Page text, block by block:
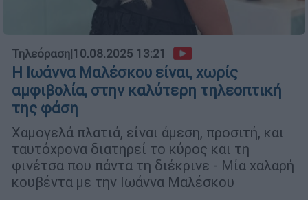
Τηλεόραση|10.08.2025 13:21
Η Ιωάννα Μαλέσκου είναι, χωρίς
αμφιβολία, στην καλύτερη τηλεοπτική
της φάση
Χαμογελά πλατιά, είναι άμεση, προσιτή, και
ταυτόχρονα διατηρεί το κύρος και τη
φινέτσα που πάντα τη διέκρινε - Μία χαλαρή
κουβέντα με την Ιωάννα Μαλέσκου